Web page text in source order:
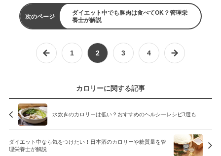
次のページ
ダイエット中でも豚肉は食べてOK？管理栄
養士が解説
1 2 3 4
カロリーに関する記事
水炊きのカロリーは低い？おすすめのヘルシーレシピ3選も
ダイエット中なら気をつけたい！日本酒のカロリーや糖質量を管
理栄養士が解説